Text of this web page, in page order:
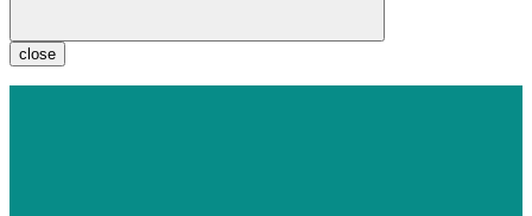
close